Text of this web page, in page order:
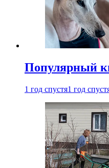
Популярный
1 год спустя1 год